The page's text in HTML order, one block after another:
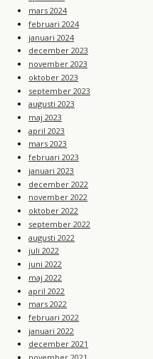
mars 2024
februari 2024
januari 2024
december 2023
november 2023
oktober 2023
september 2023
augusti 2023
maj 2023
april 2023
mars 2023
februari 2023
januari 2023
december 2022
november 2022
oktober 2022
september 2022
augusti 2022
juli 2022
juni 2022
maj 2022
april 2022
mars 2022
februari 2022
januari 2022
december 2021